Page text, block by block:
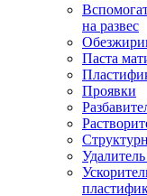
на развес
Паста
Проявки